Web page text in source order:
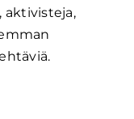
aktivisteja,